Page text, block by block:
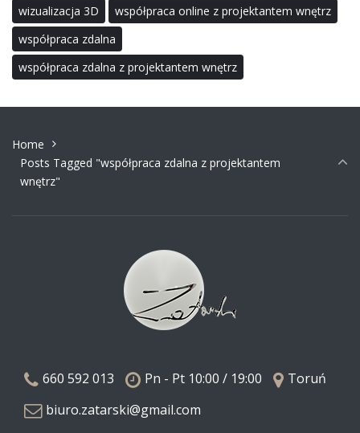
wizualizacja 3D
współpraca online z projektantem wnętrz
współpraca zdalna
współpraca zdalna z projektantem wnętrz
Home
Posts Tagged "współpraca zdalna z projektantem
wnętrz"
660 592 013 Pn - Pt 10:00 / 19:00
Toruń
biuro.zatarski@gmail.com